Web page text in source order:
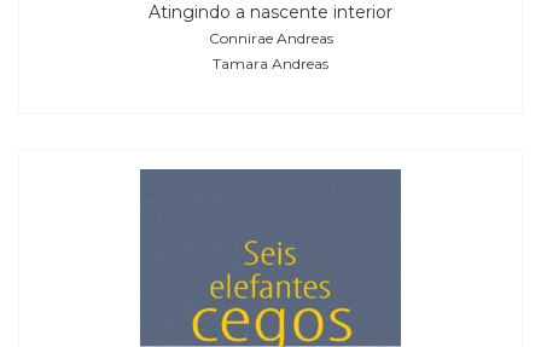
Atingindo a nascente interior
Connirae Andreas
Tamara Andreas